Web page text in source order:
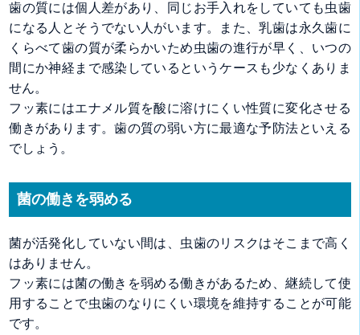
歯の質には個人差があり、同じお手入れをしていても虫歯
になる人とそうでない人がいます。また、乳歯は永久歯に
くらべて歯の質が柔らかいため虫歯の進行が早く、いつの
間にか神経まで感染しているというケースも少なくありま
せん。
フッ素にはエナメル質を酸に溶けにくい性質に変化させる
働きがあります。歯の質の弱い方に最適な予防法といえる
でしょう。
菌の働きを弱める
菌が活発化していない間は、虫歯のリスクはそこまで高く
はありません。
フッ素には菌の働きを弱める働きがあるため、継続して使
用することで虫歯のなりにくい環境を維持することが可能
です。